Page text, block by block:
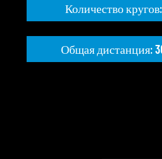
Количество кругов:
Общая дистанция: